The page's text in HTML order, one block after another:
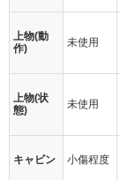
上物(動
作)
未使用
上物(状
態)
未使用
キャビン 小傷程度